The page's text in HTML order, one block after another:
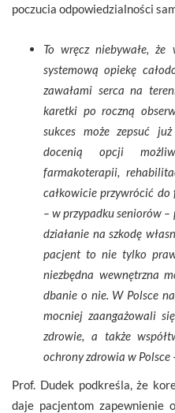
poczucia odpowiedzialności
To wręcz niebywałe,
systemową opiekę
zawałami serca na
karetki po roczną
sukces może zepsuć
docenią opcji
farmakoterapii,
całkowicie przywrócić
– w przypadku seniorów
działanie na szkodę
pacjent to nie tylko
niezbędna wewnętrzna
dbanie o nie. W Polsce
mocniej zaangażowali
zdrowie, a także
ochrony zdrowia w Polsce
Prof. Dudek podkreśla, że
daje pacjentom zapewnienie